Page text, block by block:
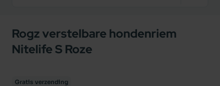
Rogz verstelbare hondenriem
Nitelife S Roze
Gratis verzending